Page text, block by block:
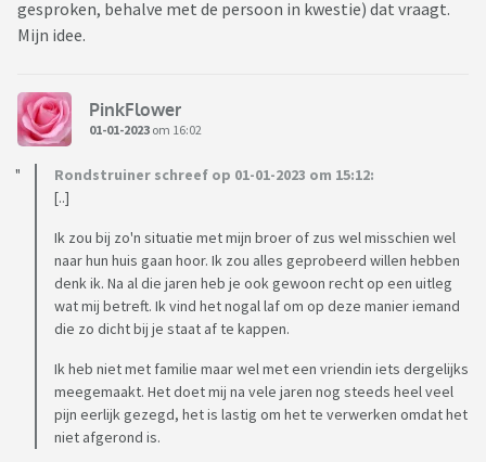
gesproken, behalve met de persoon in kwestie) dat vraagt.
Mijn idee.
PinkFlower
01-01-2023 om 16:02
Rondstruiner schreef op 01-01-2023 om 15:12:
[..]
Ik zou bij zo'n situatie met mijn broer of zus wel misschien wel
naar hun huis gaan hoor. Ik zou alles geprobeerd willen hebben
denk ik. Na al die jaren heb je ook gewoon recht op een uitleg
wat mij betreft. Ik vind het nogal laf om op deze manier iemand
die zo dicht bij je staat af te kappen.
Ik heb niet met familie maar wel met een vriendin iets dergelijks
meegemaakt. Het doet mij na vele jaren nog steeds heel veel
pijn eerlijk gezegd, het is lastig om het te verwerken omdat het
niet afgerond is.